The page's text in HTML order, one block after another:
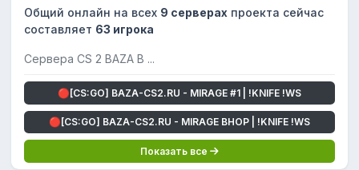
Общий онлайн на всех 9 серверах проекта сейчас
составляет 63 игрока
Сервера CS 2 BAZA В ...
🔴[CS:GO] BAZA-CS2.RU - MIRAGE #1 | !KNIFE !WS
🔴[CS:GO] BAZA-CS2.RU - MIRAGE BHOP | !KNIFE !WS
Показать все